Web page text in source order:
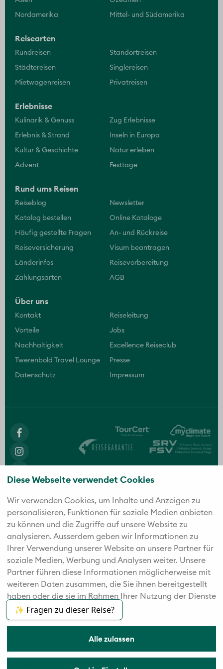
Diese Webseite verwendet Cookies
Wir verwenden Cookies, um Inhalte und Anzeigen zu
personalisieren, Funktionen für soziale Medien anbieten
zu können und die Zugriffe auf unsere Website zu
analysieren. Außerdem geben wir Informationen zu
Ihrer Verwendung unserer Website an unsere Partner für
soziale Medien, Werbung und Analysen weiter. Unsere
Partner führen diese Informationen möglicherweise mit
weiteren Daten zusammen, die Sie ihnen bereitgestellt
haben oder die sie im Rahmen Ihrer Nutzung der Dienste
gesammelt haben.
Alle zulassen
✨ Fragen zu dieser Reise?
Nordamerika Mittel- und Südamerika
Reisearten
Rundreisen Standortreisen
Städtereisen Singlereisen
Mietwagenreisen Privatreisen
Erlebnisse
Kulinarik & Genuss Zug Erlebnisse
Erlebnis & Strand Inseln in Europa
Kultur & Geschichte Natur erleben
Advent Festtage
Rund ums Reisen
Reiseblog Newsletter
Katalog bestellen Online Kataloge
Häufig gestellte Fragen An- und Rückreise
Reiseversicherung Visum beantragen
Länderinfos Reisevorbereitung
Zahlungsarten AGB
Über uns
Kontakt Reiseleitung
Vorteile Jobs
Nachhaltigkeit Excellence Reiseclub
Twerenbold Travel Lounge Presse
Datenschutz Impressum
Die fünf starken Marken der Twerenbold Reisen
Gruppe